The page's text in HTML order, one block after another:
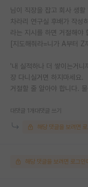
님이 직장을 잡고 회사 생
차라리 연구실 후배가 작성
라는 지시를 하면 거절해야
[지도해줘라=니가 A부터 Z
'내 실적하나 더 쌓이는거니
장 다니실거면 하지마세요.
거절할 줄 알아야 합니다.
대댓글 1개 대댓글 쓰기
해당 댓글을 보려면
해당 댓글을 보려면 로그인